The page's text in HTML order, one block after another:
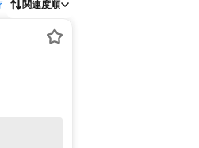
関連度順